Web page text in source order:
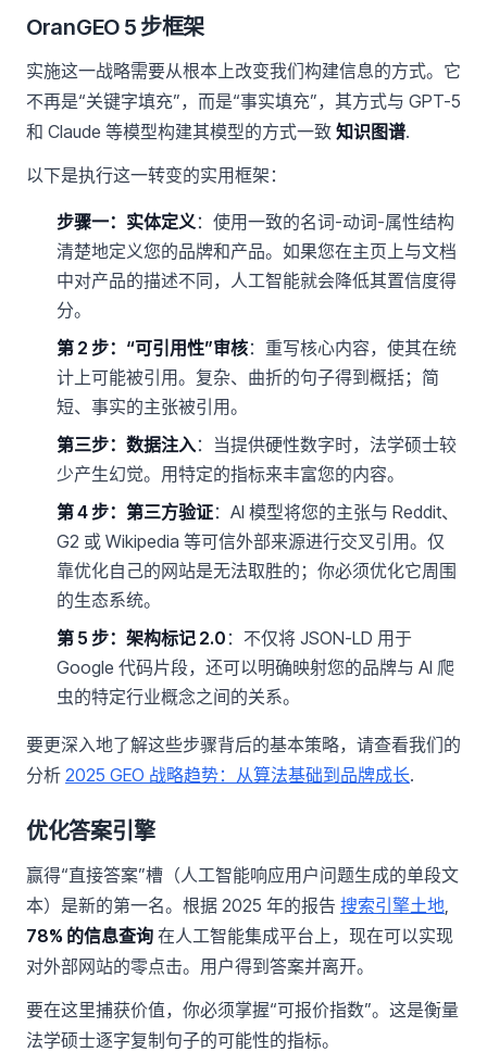
OranGEO 5 步框架
实施这一战略需要从根本上改变我们构建信息的方式。它
不再是“关键字填充”，而是“事实填充”，其方式与 GPT-5
和 Claude 等模型构建其模型的方式一致 知识图谱.
以下是执行这一转变的实用框架：
步骤一：实体定义 ：使用一致的名词-动词-属性结构
清楚地定义您的品牌和产品。如果您在主页上与文档
中对产品的描述不同，人工智能就会降低其置信度得
分。
第 2 步：“可引用性”审核：重写核心内容，使其在统
计上可能被引用。复杂、曲折的句子得到概括；简
短、事实的主张被引用。
第三步：数据注入：当提供硬性数字时，法学硕士较
少产生幻觉。用特定的指标来丰富您的内容。
第 4 步：第三方验证：AI 模型将您的主张与 Reddit、
G2 或 Wikipedia 等可信外部来源进行交叉引用。仅
靠优化自己的网站是无法取胜的；你必须优化它周围
的生态系统。
第 5 步：架构标记 2.0 ：不仅将 JSON-LD 用于
Google 代码片段，还可以明确映射您的品牌与 AI 爬
虫的特定行业概念之间的关系。
要更深入地了解这些步骤背后的基本策略，请查看我们的
分析 2025 GEO 战略趋势：从算法基础到品牌成长.
优化答案引擎
赢得“直接答案”槽（人工智能响应用户问题生成的单段文
本）是新的第一名。根据 2025 年的报告 搜索引擎土地
78% 的信息查询 在人工智能集成平台上，现在可以实现
对外部网站的零点击。用户得到答案并离开。
要在这里捕获价值，你必须掌握“可报价指数”。这是衡量
法学硕士逐字复制句子的可能性的指标。